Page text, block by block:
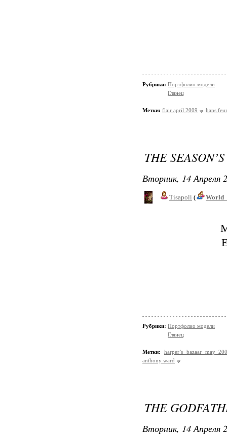
Рубрики: Портфолио модели
Глянец
Метки: flair april 2009 hans
THE
Вторник, 14 Апреля
Tisapoli (
Рубрики: Портфолио модели
Глянец
Метки:
harper’s bazaar may
anthony ward
THE
Вторник, 14 Апреля